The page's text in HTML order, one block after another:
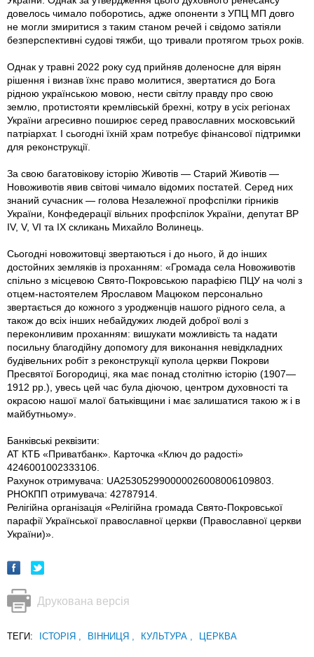
довелось чимало поборотись, адже опоненти з УПЦ МП довго
не могли змиритися з таким станом речей і свідомо затіяли
безперспективні судові тяжби, що тривали протягом трьох років.
Однак у травні 2022 року суд прийняв доленосне для вірян
рішення і визнав їхнє право молитися, звертатися до Бога
рідною українською мовою, нести світлу правду про свою
землю, протистояти кремлівській брехні, котру в усіх регіонах
України агресивно поширює серед православних московський
патріархат. І сьогодні їхній храм потребує фінансової підтримки
для реконструкції.
За свою багатовікову історію Животів — Старий Животів —
Новоживотів явив світові чимало відомих постатей. Серед них
знаний сучасник — голова Незалежної профспілки гірників
України, Конфедерації вільних профспілок України, депутат ВР
ІV, V, VI та IX скликань Михайло Волинець.
Сьогодні новожитовці звертаються і до нього, й до інших
достойних земляків із проханням: «Громада села Новоживотів
спільно з місцевою Свято-Покровською парафією ПЦУ на чолі з
отцем-настоятелем Ярославом Мацюком персонально
звертається до кожного з уро­дженців нашого рідного села, а
також до всіх інших небайдужих людей доброї волі з
переконливим проханням: вишукати можливість та надати
посильну благодійну допомогу для виконання невідкладних
будівельних робіт з реконструкції купола церкви Покрови
Пресвятої Богородиці, яка має понад столітню історію (1907—
1912 рр.), увесь цей час була діючою, центром духовності та
окрасою нашої малої батьківщини і має залишатися такою ж і в
майбутньому».
Банківські реквізити:
АТ КТБ «Приватбанк». Карточка «Ключ до радості»
4246001002333106.
Рахунок отримувача: UA253052990000026008006109803.
РНОКПП отримувача: 42787914.
Релігійна організація «Релігійна громада Свято-Покровської
парафії Української православної церкви (Православної церкви
України)».
Друкована версія
ТЕГИ: ІСТОРІЯ , ВІННИЦЯ , КУЛЬТУРА , ЦЕРКВА